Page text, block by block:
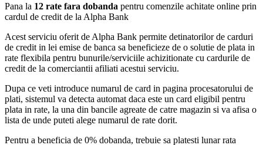
Pana la 12 rate fara dobanda pentru comenzile achitate online prin
cardul de credit de la Alpha Bank
Acest serviciu oferit de Alpha Bank permite detinatorilor de carduri
de credit in lei emise de banca sa beneficieze de o solutie de plata in
rate flexibila pentru bunurile/serviciile achizitionate cu cardurile de
credit de la comerciantii afiliati acestui serviciu.
Dupa ce veti introduce numarul de card in pagina procesatorului de
plati, sistemul va detecta automat daca este un card eligibil pentru
plata in rate, la una din bancile agreate de catre magazin si va afisa o
lista de unde puteti alege numarul de rate dorit.
Pentru a beneficia de 0% dobanda, trebuie sa platesti lunar rata